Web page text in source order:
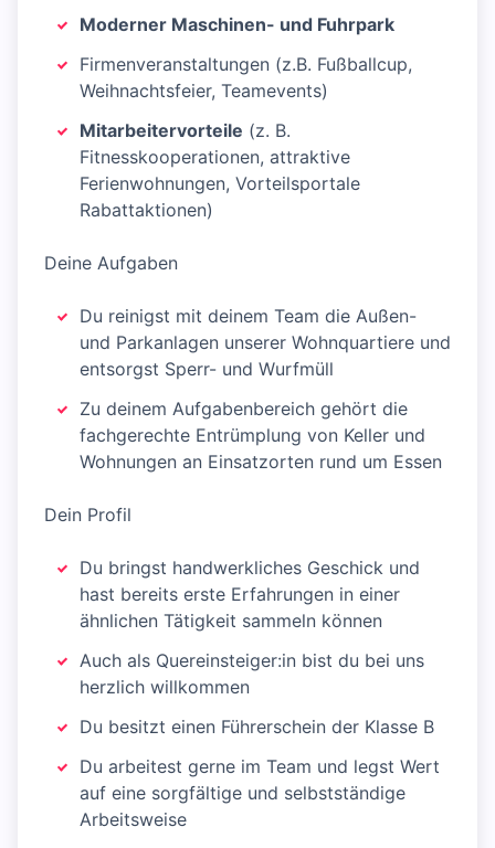
Moderner Maschinen- und Fuhrpark
Firmenveranstaltungen (z.B. Fußballcup,
Weihnachtsfeier, Teamevents)
Mitarbeitervorteile (z. B.
Fitnesskooperationen, attraktive
Ferienwohnungen, Vorteilsportale
Rabattaktionen)
Deine Aufgaben
Du reinigst mit deinem Team die Außen-
und Parkanlagen unserer Wohnquartiere und
entsorgst Sperr- und Wurfmüll
Zu deinem Aufgabenbereich gehört die
fachgerechte Entrümplung von Keller und
Wohnungen an Einsatzorten rund um Essen
Dein Profil
Du bringst handwerkliches Geschick und
hast bereits erste Erfahrungen in einer
ähnlichen Tätigkeit sammeln können
Auch als Quereinsteiger:in bist du bei uns
herzlich willkommen
Du besitzt einen Führerschein der Klasse B
Du arbeitest gerne im Team und legst Wert
auf eine sorgfältige und selbstständige
Arbeitsweise